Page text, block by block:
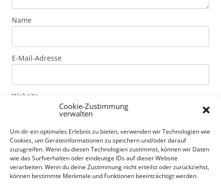
Cookie-Zustimmung
verwalten
Um dir ein optimales Erlebnis zu bieten, verwenden wir Technologien wie
Cookies, um Geräteinformationen zu speichern und/oder darauf
zuzugreifen. Wenn du diesen Technologien zustimmst, können wir Daten
wie das Surfverhalten oder eindeutige IDs auf dieser Website
verarbeiten. Wenn du deine Zustimmung nicht erteilst oder zurückziehst,
können bestimmte Merkmale und Funktionen beeinträchtigt werden.
Name
E-Mail-Adresse
Website
Mit der Nutzung dieses Formulars erklärst du dich mit
der Speicherung und Verarbeitung deiner Daten durch
diese Website einverstanden. Genaue Informationen
zur Art der Daten und Speicherdauer von Kommentaren